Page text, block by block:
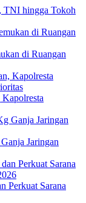
TNI hingga Tokoh
di Ruangan
Jaringan
Perkuat Sarana